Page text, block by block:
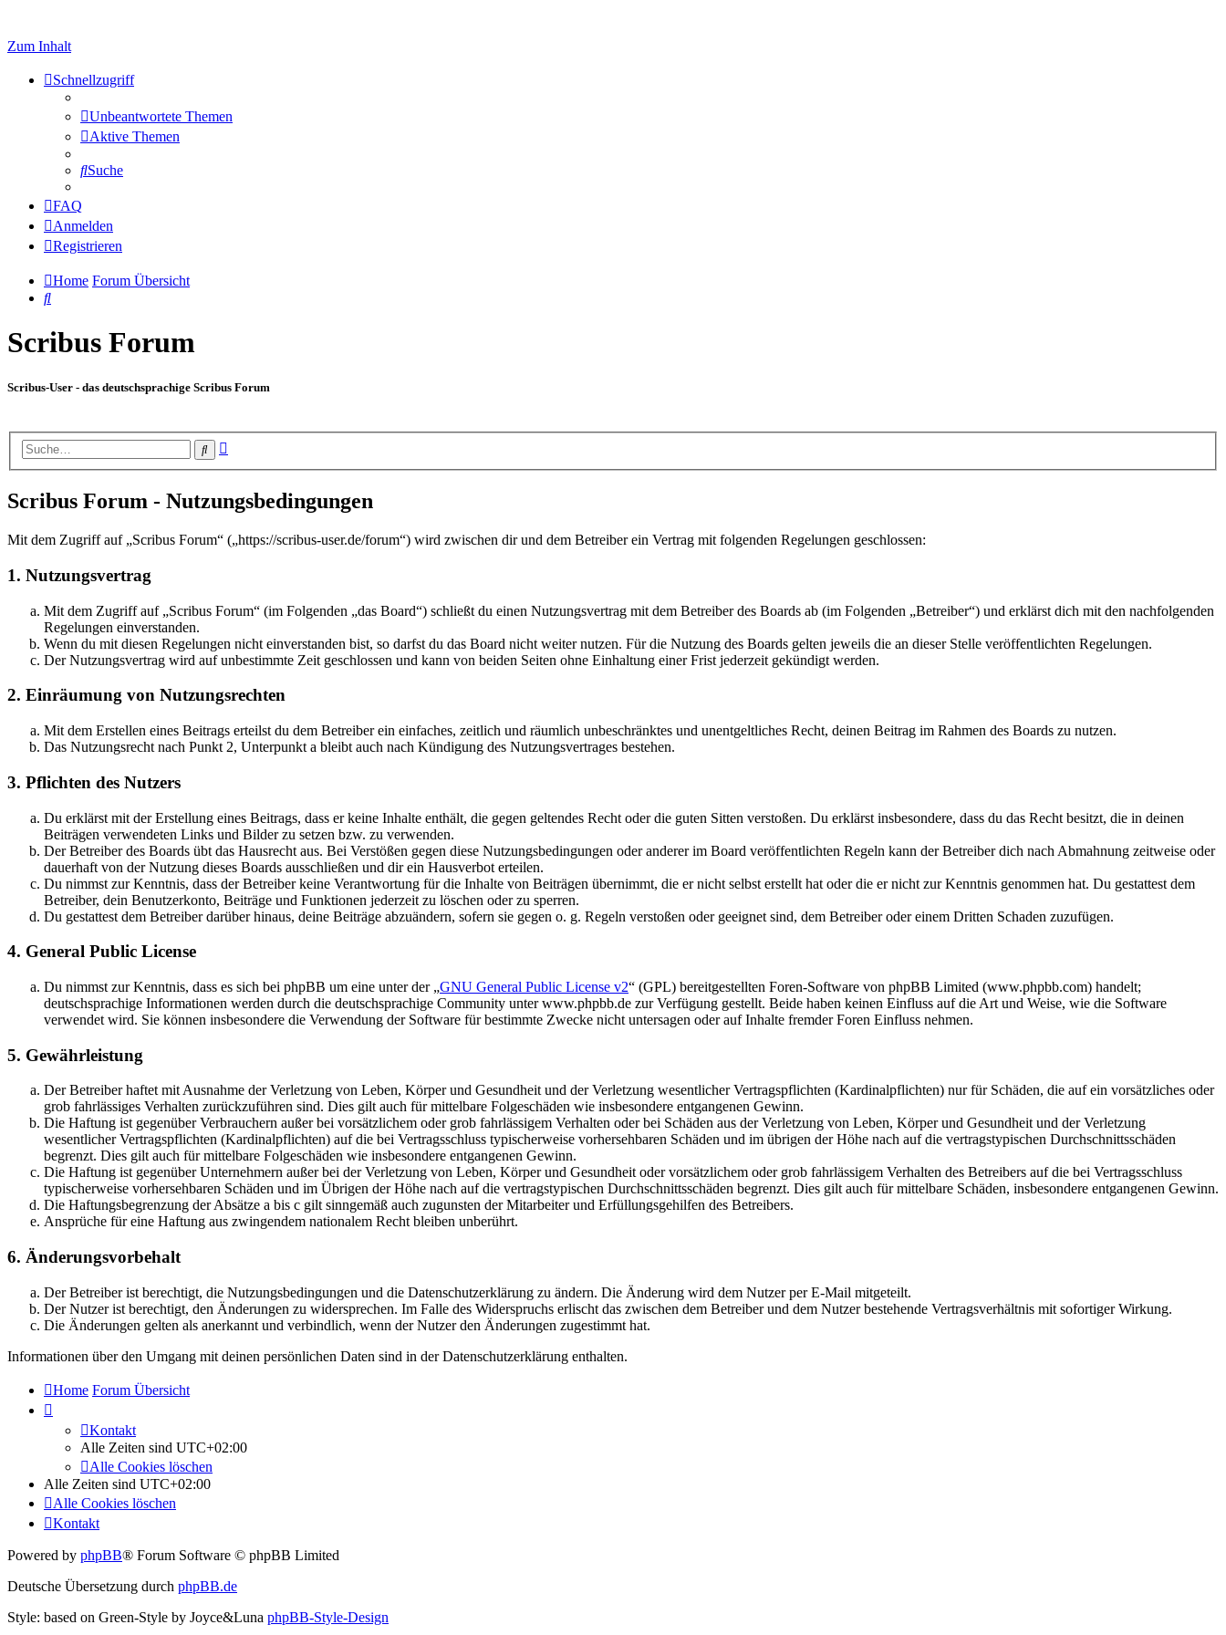
Zum Inhalt
Schnellzugriff
Unbeantwortete Themen
Aktive Themen
Suche
FAQ
Anmelden
Registrieren
Home Forum Übersicht
Suche
Scribus Forum
Scribus-User - das deutschsprachige Scribus Forum
Suche
Scribus Forum - Nutzungsbedingungen
Mit dem Zugriff auf „Scribus Forum“ („https://scribus-user.de/forum“) wird zwischen dir und dem Betreiber ein Vertrag mit folgenden Regelungen geschlossen:
1. Nutzungsvertrag
Mit dem Zugriff auf „Scribus Forum“ (im Folgenden „das Board“) schließt du einen Nutzungsvertrag mit dem Betreiber des Boards ab (im Folgenden „Betreiber“) und erklärst dich mit den nachfolgenden
Regelungen einverstanden.
Wenn du mit diesen Regelungen nicht einverstanden bist, so darfst du das Board nicht weiter nutzen. Für die Nutzung des Boards gelten jeweils die an dieser Stelle veröffentlichten Regelungen.
Der Nutzungsvertrag wird auf unbestimmte Zeit geschlossen und kann von beiden Seiten ohne Einhaltung einer Frist jederzeit gekündigt werden.
2. Einräumung von Nutzungsrechten
Mit dem Erstellen eines Beitrags erteilst du dem Betreiber ein einfaches, zeitlich und räumlich unbeschränktes und unentgeltliches Recht, deinen Beitrag im Rahmen des Boards zu nutzen.
Das Nutzungsrecht nach Punkt 2, Unterpunkt a bleibt auch nach Kündigung des Nutzungsvertrages bestehen.
3. Pflichten des Nutzers
Du erklärst mit der Erstellung eines Beitrags, dass er keine Inhalte enthält, die gegen geltendes Recht oder die guten Sitten verstoßen. Du erklärst insbesondere, dass du das Recht besitzt, die in deinen
Beiträgen verwendeten Links und Bilder zu setzen bzw. zu verwenden.
Der Betreiber des Boards übt das Hausrecht aus. Bei Verstößen gegen diese Nutzungsbedingungen oder anderer im Board veröffentlichten Regeln kann der Betreiber dich nach Abmahnung zeitweise oder
dauerhaft von der Nutzung dieses Boards ausschließen und dir ein Hausverbot erteilen.
Du nimmst zur Kenntnis, dass der Betreiber keine Verantwortung für die Inhalte von Beiträgen übernimmt, die er nicht selbst erstellt hat oder die er nicht zur Kenntnis genommen hat. Du gestattest dem
Betreiber, dein Benutzerkonto, Beiträge und Funktionen jederzeit zu löschen oder zu sperren.
Du gestattest dem Betreiber darüber hinaus, deine Beiträge abzuändern, sofern sie gegen o. g. Regeln verstoßen oder geeignet sind, dem Betreiber oder einem Dritten Schaden zuzufügen.
4. General Public License
Du nimmst zur Kenntnis, dass es sich bei phpBB um eine unter der „GNU General Public License v2“ (GPL) bereitgestellten Foren-Software von phpBB Limited (www.phpbb.com) handelt;
deutschsprachige Informationen werden durch die deutschsprachige Community unter www.phpbb.de zur Verfügung gestellt. Beide haben keinen Einfluss auf die Art und Weise, wie die Software
verwendet wird. Sie können insbesondere die Verwendung der Software für bestimmte Zwecke nicht untersagen oder auf Inhalte fremder Foren Einfluss nehmen.
5. Gewährleistung
Der Betreiber haftet mit Ausnahme der Verletzung von Leben, Körper und Gesundheit und der Verletzung wesentlicher Vertragspflichten (Kardinalpflichten) nur für Schäden, die auf ein vorsätzliches oder
grob fahrlässiges Verhalten zurückzuführen sind. Dies gilt auch für mittelbare Folgeschäden wie insbesondere entgangenen Gewinn.
Die Haftung ist gegenüber Verbrauchern außer bei vorsätzlichem oder grob fahrlässigem Verhalten oder bei Schäden aus der Verletzung von Leben, Körper und Gesundheit und der Verletzung
wesentlicher Vertragspflichten (Kardinalpflichten) auf die bei Vertragsschluss typischerweise vorhersehbaren Schäden und im übrigen der Höhe nach auf die vertragstypischen Durchschnittsschäden
begrenzt. Dies gilt auch für mittelbare Folgeschäden wie insbesondere entgangenen Gewinn.
Die Haftung ist gegenüber Unternehmern außer bei der Verletzung von Leben, Körper und Gesundheit oder vorsätzlichem oder grob fahrlässigem Verhalten des Betreibers auf die bei Vertragsschluss
typischerweise vorhersehbaren Schäden und im Übrigen der Höhe nach auf die vertragstypischen Durchschnittsschäden begrenzt. Dies gilt auch für mittelbare Schäden, insbesondere entgangenen Gewinn.
Die Haftungsbegrenzung der Absätze a bis c gilt sinngemäß auch zugunsten der Mitarbeiter und Erfüllungsgehilfen des Betreibers.
Ansprüche für eine Haftung aus zwingendem nationalem Recht bleiben unberührt.
6. Änderungsvorbehalt
Der Betreiber ist berechtigt, die Nutzungsbedingungen und die Datenschutzerklärung zu ändern. Die Änderung wird dem Nutzer per E-Mail mitgeteilt.
Der Nutzer ist berechtigt, den Änderungen zu widersprechen. Im Falle des Widerspruchs erlischt das zwischen dem Betreiber und dem Nutzer bestehende Vertragsverhältnis mit sofortiger Wirkung.
Die Änderungen gelten als anerkannt und verbindlich, wenn der Nutzer den Änderungen zugestimmt hat.
Informationen über den Umgang mit deinen persönlichen Daten sind in der Datenschutzerklärung enthalten.
Home Forum Übersicht
Kontakt
Alle Zeiten sind UTC+02:00
Alle Cookies löschen
Alle Zeiten sind UTC+02:00
Alle Cookies löschen
Kontakt
Powered by phpBB® Forum Software © phpBB Limited
Deutsche Übersetzung durch phpBB.de
Style: based on Green-Style by Joyce&Luna phpBB-Style-Design